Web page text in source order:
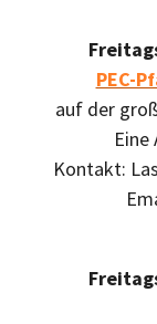
PEC-
auf der
Kontakt: